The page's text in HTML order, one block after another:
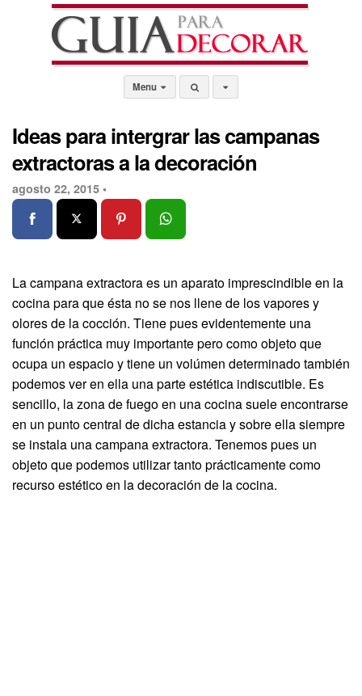
Menu
Ideas para intergrar las campanas
extractoras a la decoración
agosto 22, 2015 •
La campana extractora es un aparato imprescindible en la
cocina para que ésta no se nos llene de los vapores y
olores de la cocción. Tiene pues evidentemente una
función práctica muy importante pero como objeto que
ocupa un espacio y tiene un volúmen determinado también
podemos ver en ella una parte estética indiscutible. Es
sencillo, la zona de fuego en una cocina suele encontrarse
en un punto central de dicha estancia y sobre ella siempre
se instala una campana extractora. Tenemos pues un
objeto que podemos utilizar tanto prácticamente como
recurso estético en la decoración de la cocina.